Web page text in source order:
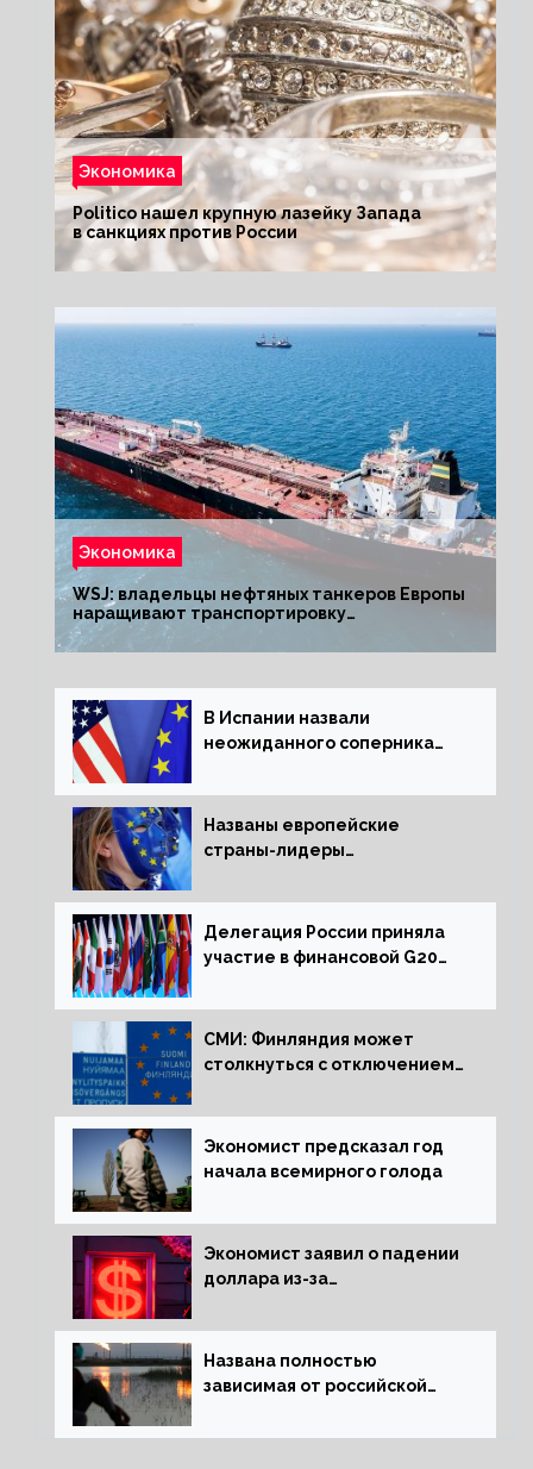
Экономика
Politico нашел крупную лазейку Запада
в санкциях против России
Экономика
WSJ: владельцы нефтяных танкеров Европы
наращивают транспортировку
из РФ до санкций
В Испании назвали
неожиданного соперника
Названы европейские
страны-лидеры
активов
Делегация России приняла
участие в финансовой G20
СМИ: Финляндия может
столкнуться с отключением
Экономист предсказал год
начала всемирного голода
Экономист заявил о падении
доллара из-за
Названа полностью
зависимая от российской